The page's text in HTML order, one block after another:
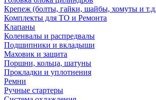
Крепеж (болты, гайки, шайбы, хомуты и
Комплекты для ТО и Ремонта
Клапаны
Коленвалы и распредвалы
Подшипники и вкладыши
Маховик и защита
Поршни, кольца, шатуны
Прокладки и уплотнения
Ремни
Ручные стартеры